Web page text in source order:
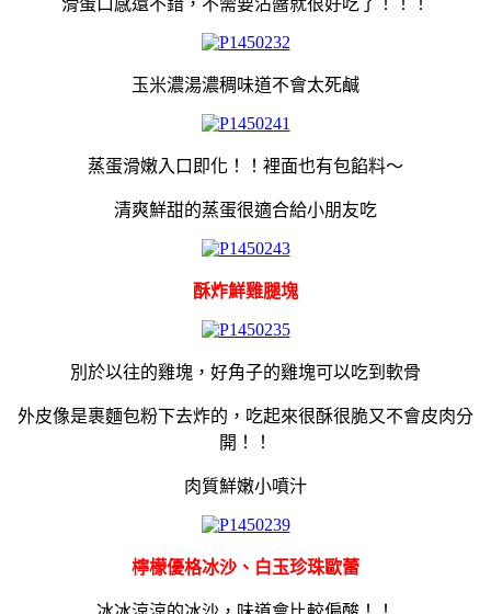
玉米濃湯濃稠味道不會太死鹹
蒸蛋滑嫩入口即化！！裡面也有包餡料～
清爽鮮甜的蒸蛋很適合給小朋友吃
酥炸鮮雞腿塊
別於以往的雞塊，好角子的雞塊可以吃到軟骨
外皮像是裹麵包粉下去炸的， 吃起來很酥很脆又不會皮肉分
開！！
肉質鮮嫩小噴汁
檸檬優格冰沙、白玉珍珠歐蕾